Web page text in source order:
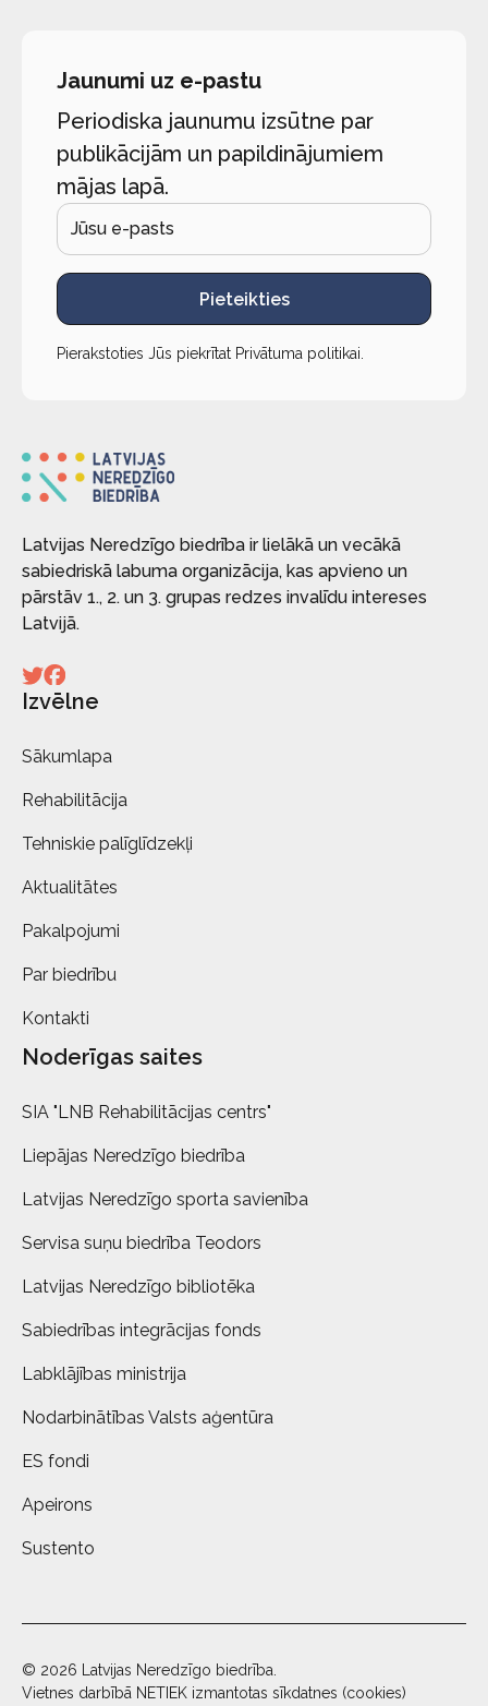
Jaunumi uz e-pastu
Periodiska jaunumu izsūtne par
publikācijām un papildinājumiem
mājas lapā.
Pieteikties
Pierakstoties Jūs piekrītat Privātuma politikai
Latvijas Neredzīgo biedrība ir lielākā un vecākā
sabiedriskā labuma organizācija, kas apvieno un
pārstāv 1., 2. un 3. grupas redzes invalīdu intereses
Latvijā.
Izvēlne
Sākumlapa
Rehabilitācija
Tehniskie palīglīdzekļi
Aktualitātes
Pakalpojumi
Par biedrību
Kontakti
Noderīgas saites
SIA "LNB Rehabilitācijas centrs"
Liepājas Neredzīgo biedrība
Latvijas Neredzīgo sporta savienība
Servisa suņu biedrība Teodors
Latvijas Neredzīgo bibliotēka
Sabiedrības integrācijas fonds
Labklājības ministrija
Nodarbinātības Valsts aģentūra
ES fondi
Apeirons
Sustento
© 2026 Latvijas Neredzīgo biedrība.
Vietnes darbībā NETIEK izmantotas sīkdatnes (cookies)